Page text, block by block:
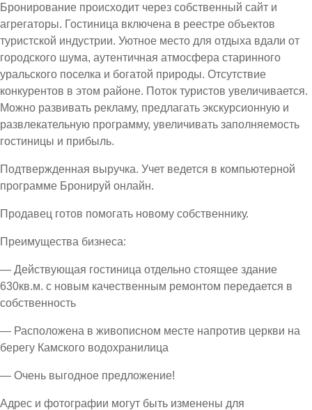
Бронирование происходит через собственный сайт и
агрегаторы. Гостиница включена в реестре объектов
туристской индустрии. Уютное место для отдыха вдали от
городского шума, аутентичная атмосфера старинного
уральского поселка и богатой природы. Отсутствие
конкурентов в этом районе. Поток туристов увеличивается.
Можно развивать рекламу, предлагать экскурсионную и
развлекательную программу, увеличивать заполняемость
гостиницы и прибыль.
Подтвержденная выручка. Учет ведется в компьютерной
программе Бронируй онлайн.
Продавец готов помогать новому собственнику.
Преимущества бизнеса:
— Действующая гостиница отдельно стоящее здание
630кв.м. с новым качественным ремонтом передается в
собственность
— Расположена в живописном месте напротив церкви на
берегу Камского водохранилица
— Очень выгодное предложение!
Адрес и фотографии могут быть изменены для